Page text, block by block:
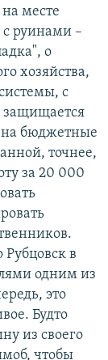
месте
с руинами –
о
хозяйства,
с
защищается
бюджетные
точнее,
за 20 000
Рубцовск в
одним из
это
Будто
из своего
чтобы